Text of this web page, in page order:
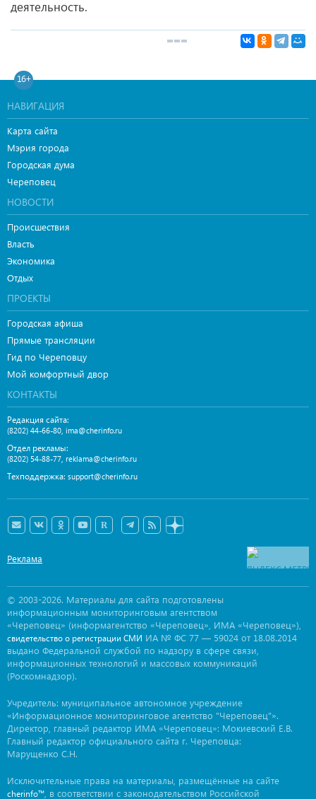
деятельность.
16+
НАВИГАЦИЯ
Карта сайта
Мэрия города
Городская дума
Череповец
НОВОСТИ
Происшествия
Власть
Экономика
Отдых
ПРОЕКТЫ
Городская афиша
Прямые трансляции
Гид по Череповцу
Мой комфортный двор
КОНТАКТЫ
Редакция сайта:
(8202) 44-66-80, ima@cherinfo.ru
Отдел рекламы:
(8202) 54-88-77, reklama@cherinfo.ru
Техподдержка: support@cherinfo.ru
Реклама
© 2003-2026. Материалы для сайта подготовлены
информационным мониторинговым агентством
«Череповец» (информагентство «Череповец», ИМА «Череповец»),
свидетельство о регистрации СМИ ИА № ФС 77 — 59024 от 18.08.2014
выдано Федеральной службой по надзору в сфере связи,
информационных технологий и массовых коммуникаций
(Роскомнадзор).
Учредитель: муниципальное автономное учреждение
«Информационное мониторинговое агентство "Череповец"».
Директор, главный редактор ИМА «Череповец»: Мокиевский Е.В.
Главный редактор официального сайта г. Череповца:
Марущенко С.Н.
Исключительные права на материалы, размещённые на сайте
cherinfo™ , в соответствии с законодательством Российской